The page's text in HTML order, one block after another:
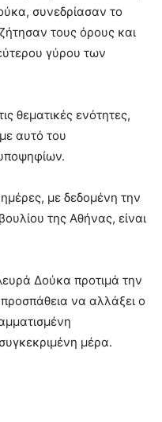
συνεδρίασαν το
τους όρους και
γύρου των
θεματικές ενότητες,
αυτό του
με δεδομένη την
της Αθήνας, είναι
Δούκα προτιμά την
να αλλάξει ο
μέρα.